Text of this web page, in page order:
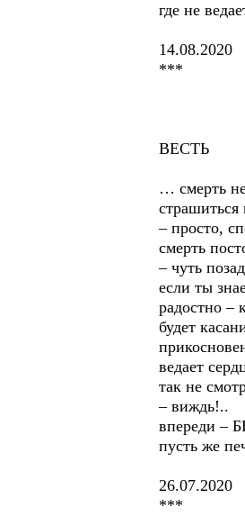
где не
14.08.2020
***
ВЕСТЬ
… смерть
– просто,
смерть
– чуть
если ты
радостно
будет
ведает
так не
– виждь!..
впереди
пусть же
26.07.2020
***